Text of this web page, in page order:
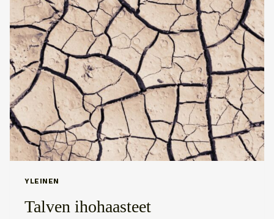
KEHOLLE
JA
MIELELLE
YLEINEN
Talven ihohaasteet